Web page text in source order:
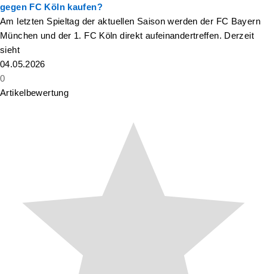
gegen FC Köln kaufen?
Am letzten Spieltag der aktuellen Saison werden der FC Bayern
München und der 1. FC Köln direkt aufeinandertreffen. Derzeit
sieht
04.05.2026
0
Artikelbewertung